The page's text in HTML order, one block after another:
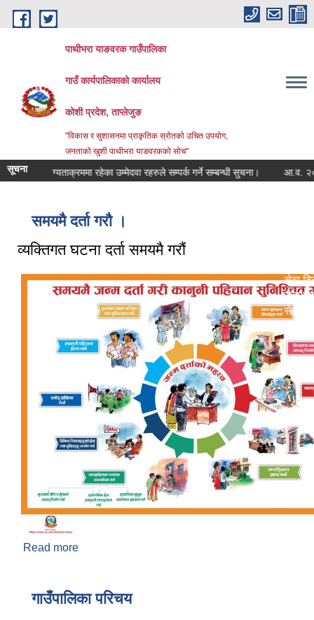
Skip to main content
पाथीभरा याङवरक गाउँपालिका
गाउँ कार्यपालिकाको कार्यालय
कोशी प्रदेश, ताप्लेजुङ
"विकास र सुशासनमा प्राकृतिक स्रोतको उचित उपयोग,
जनताको खुशी पाथीभरा याङवरकको सोच"
सूचना
योग्यताक्रममा रहेका उम्मेदवा रहरुले सम्पर्क गर्ने सम्बन्धी सुचना। आ.व. २०८३/८४
सेवा दिने
सेवा प्रकार:
सेवा शुल्क:
समयमै दर्ता गरौ ।
व्यक्तिगत घटना दर्ता समयमै गरौं
Read more
गाउँपालिका परिचय